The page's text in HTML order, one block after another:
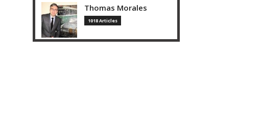
Thomas Morales
1018 Articles